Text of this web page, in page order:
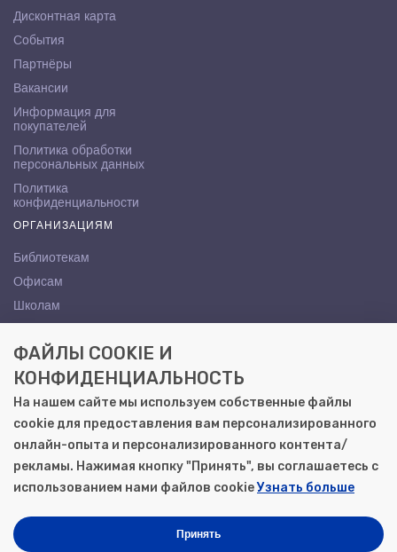
Дисконтная карта
События
Партнёры
Вакансии
Информация для
покупателей
Политика обработки
персональных данных
Политика
конфиденциальности
ОРГАНИЗАЦИЯМ
Библиотекам
Офисам
Школам
КОНТАКТЫ
Саратов, ул. Осипова, 10А
+7 (8452) 72-65-65
gemera@moya-kniga.ru
Моя книга | Сеть книжных магазинов в Саратове
ФАЙЛЫ COOKIE И
КОНФИДЕНЦИАЛЬНОСТЬ
На нашем сайте мы используем собственные файлы
cookie для предоставления вам персонализированного
онлайн-опыта и персонализированного контента/
рекламы. Нажимая кнопку "Принять", вы соглашаетесь с
использованием нами файлов cookieУзнать больше
Принять